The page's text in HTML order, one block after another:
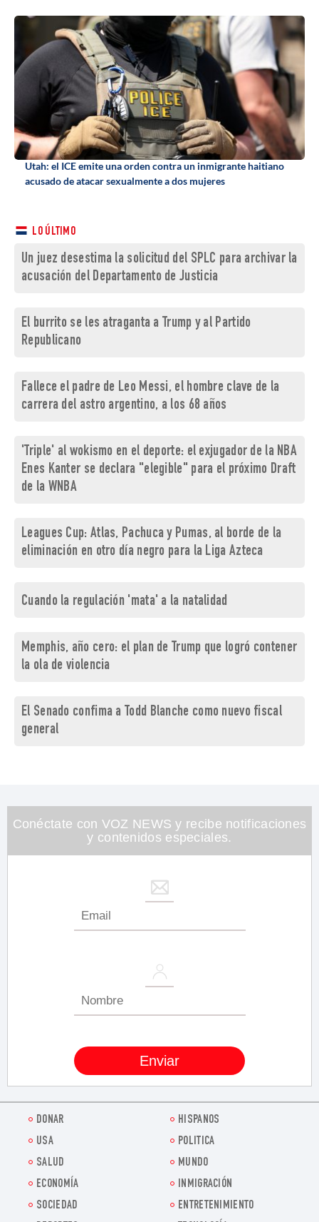
Utah: el ICE emite una orden contra un inmigrante haitiano
acusado de atacar sexualmente a dos mujeres
LO ÚLTIMO
Un juez desestima la solicitud del SPLC para archivar la
acusación del Departamento de Justicia
El burrito se les atraganta a Trump y al Partido
Republicano
Fallece el padre de Leo Messi, el hombre clave de la
carrera del astro argentino, a los 68 años
'Triple' al wokismo en el deporte: el exjugador de la NBA
Enes Kanter se declara "elegible" para el próximo Draft
de la WNBA
Leagues Cup: Atlas, Pachuca y Pumas, al borde de la
eliminación en otro día negro para la Liga Azteca
Cuando la regulación 'mata' a la natalidad
Memphis, año cero: el plan de Trump que logró contener
la ola de violencia
El Senado confima a Todd Blanche como nuevo fiscal
general
Conéctate con VOZ NEWS y recibe notificaciones
y contenidos especiales.
DONAR
HISPANOS
USA
POLITICA
SALUD
MUNDO
ECONOMÍA
INMIGRACIÓN
SOCIEDAD
ENTRETENIMIENTO